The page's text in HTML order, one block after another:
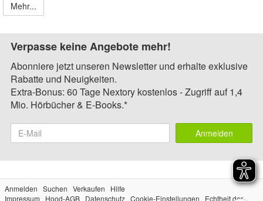
Mehr...
Verpasse keine Angebote mehr!
Abonniere jetzt unseren Newsletter und erhalte exklusive
Rabatte und Neuigkeiten.
Extra-Bonus: 60 Tage Nextory kostenlos - Zugriff auf 1,4
Mio. Hörbücher & E-Books.*
Anmelden
Anmelden Suchen Verkaufen
Hilfe
Impressum
Hood-AGB Datenschutz Cookie-Einstellungen Echtheit der